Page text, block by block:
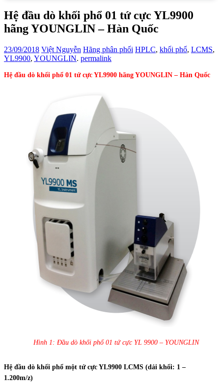
Hệ đầu dò khối phổ 01 tứ cực YL9900
hãng YOUNGLIN – Hàn Quốc
23/09/2018 Việt Nguyễn Hãng phân phối HPLC, khối phổ, LCMS,
YL9900, YOUNGLIN. permalink
Hệ đầu dò khối phổ 01 tứ cực YL9900 hãng YOUNGLIN – Hàn Quốc
Hình 1: Đầu dò khối phổ 01 tứ cực YL 9900 – YOUNGLIN
Hệ đầu dò khối phổ một tứ cực YL9900 LCMS (dải khối: 1 –
1.200m/z)